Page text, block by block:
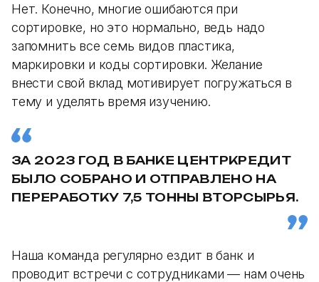
Нет. Конечно, многие ошибаются при
сортировке, но это нормально, ведь надо
запомнить все семь видов пластика,
маркировки и коды сортировки. Желание
внести свой вклад мотивирует погружаться в
тему и уделять время изучению.
ЗА 2023 ГОД В БАНКЕ ЦЕНТРКРЕДИТ
БЫЛО СОБРАНО И ОТПРАВЛЕНО НА
ПЕРЕРАБОТКУ 7,5 ТОННЫ ВТОРСЫРЬЯ.
Наша команда регулярно ездит в банк и
проводит встречи с сотрудниками — нам очень